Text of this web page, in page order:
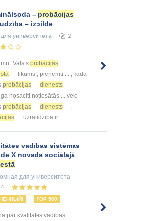
– probācijas
– izpilde
для университета 2
“Valsts probācijas
likums”, pieņemti ... , kādā
probācijas
dienests
nosacīti notiesātās ... veic
probācijas dienests
uzraudzība ir ...
vadības sistēmas
X novada sociālajā
для университета
TOP 500
par kvalitātes vadības